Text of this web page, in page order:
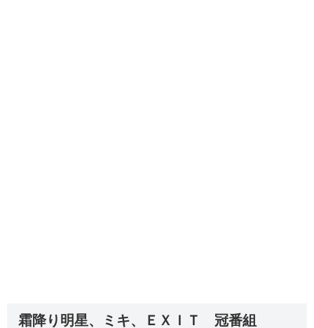
霜降り明星、ミキ、ＥＸＩＴ 冠番組